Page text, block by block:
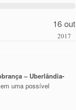
16 out
2017
– Uberlândia-
uma possível